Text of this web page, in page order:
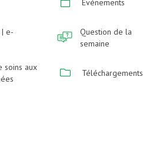
e-
soins aux
Événements
Question de la
semaine
Téléchargements